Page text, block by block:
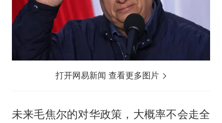
打开网易新闻 查看更多图片
未来毛焦尔的对华政策，大概率不会走全